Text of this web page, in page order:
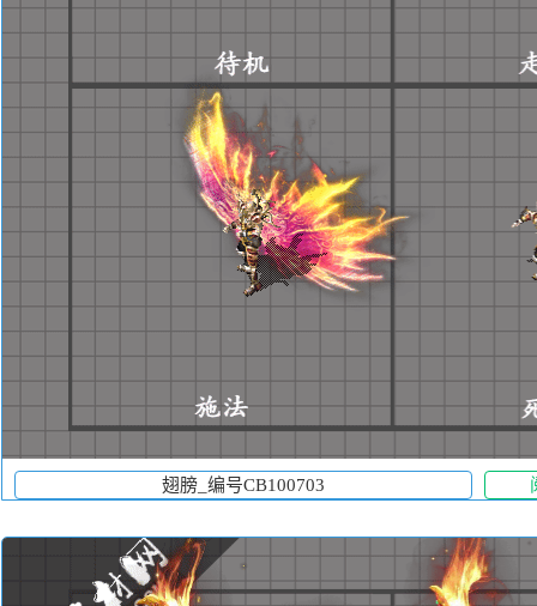
翅膀_编号CB100703